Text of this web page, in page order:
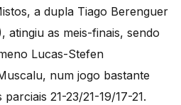
a dupla Tiago Berenguer
atingiu as meis-finais, sendo
Lucas-Stefen
num jogo bastante
21-23/21-19/17-21.